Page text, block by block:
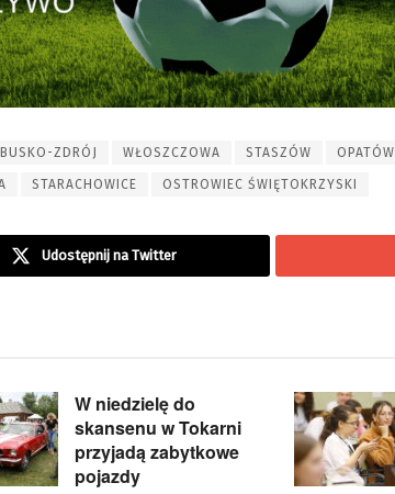
BUSKO-ZDRÓJ WŁOSZCZOWA STASZÓW OPATÓW
STARACHOWICE OSTROWIEC ŚWIĘTOKRZYSKI
Udostępnij na Twitter
W niedzielę do
skansenu w Tokarni
przyjadą zabytkowe
pojazdy